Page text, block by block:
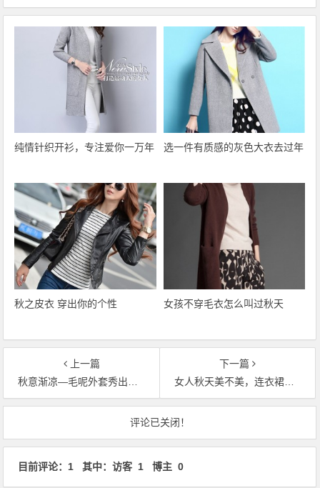
纯情针织开衫，专注爱你一万年 选一件有质感的灰色大衣去过年
秋之皮衣 穿出你的个性 女孩不穿毛衣怎么叫过秋天
上一篇
秋意渐凉—毛呢外套秀出您的气质
下一篇
女人秋天美不美，连衣裙说了算
评论已关闭！
目前评论：1 其中：访客 1 博主 0